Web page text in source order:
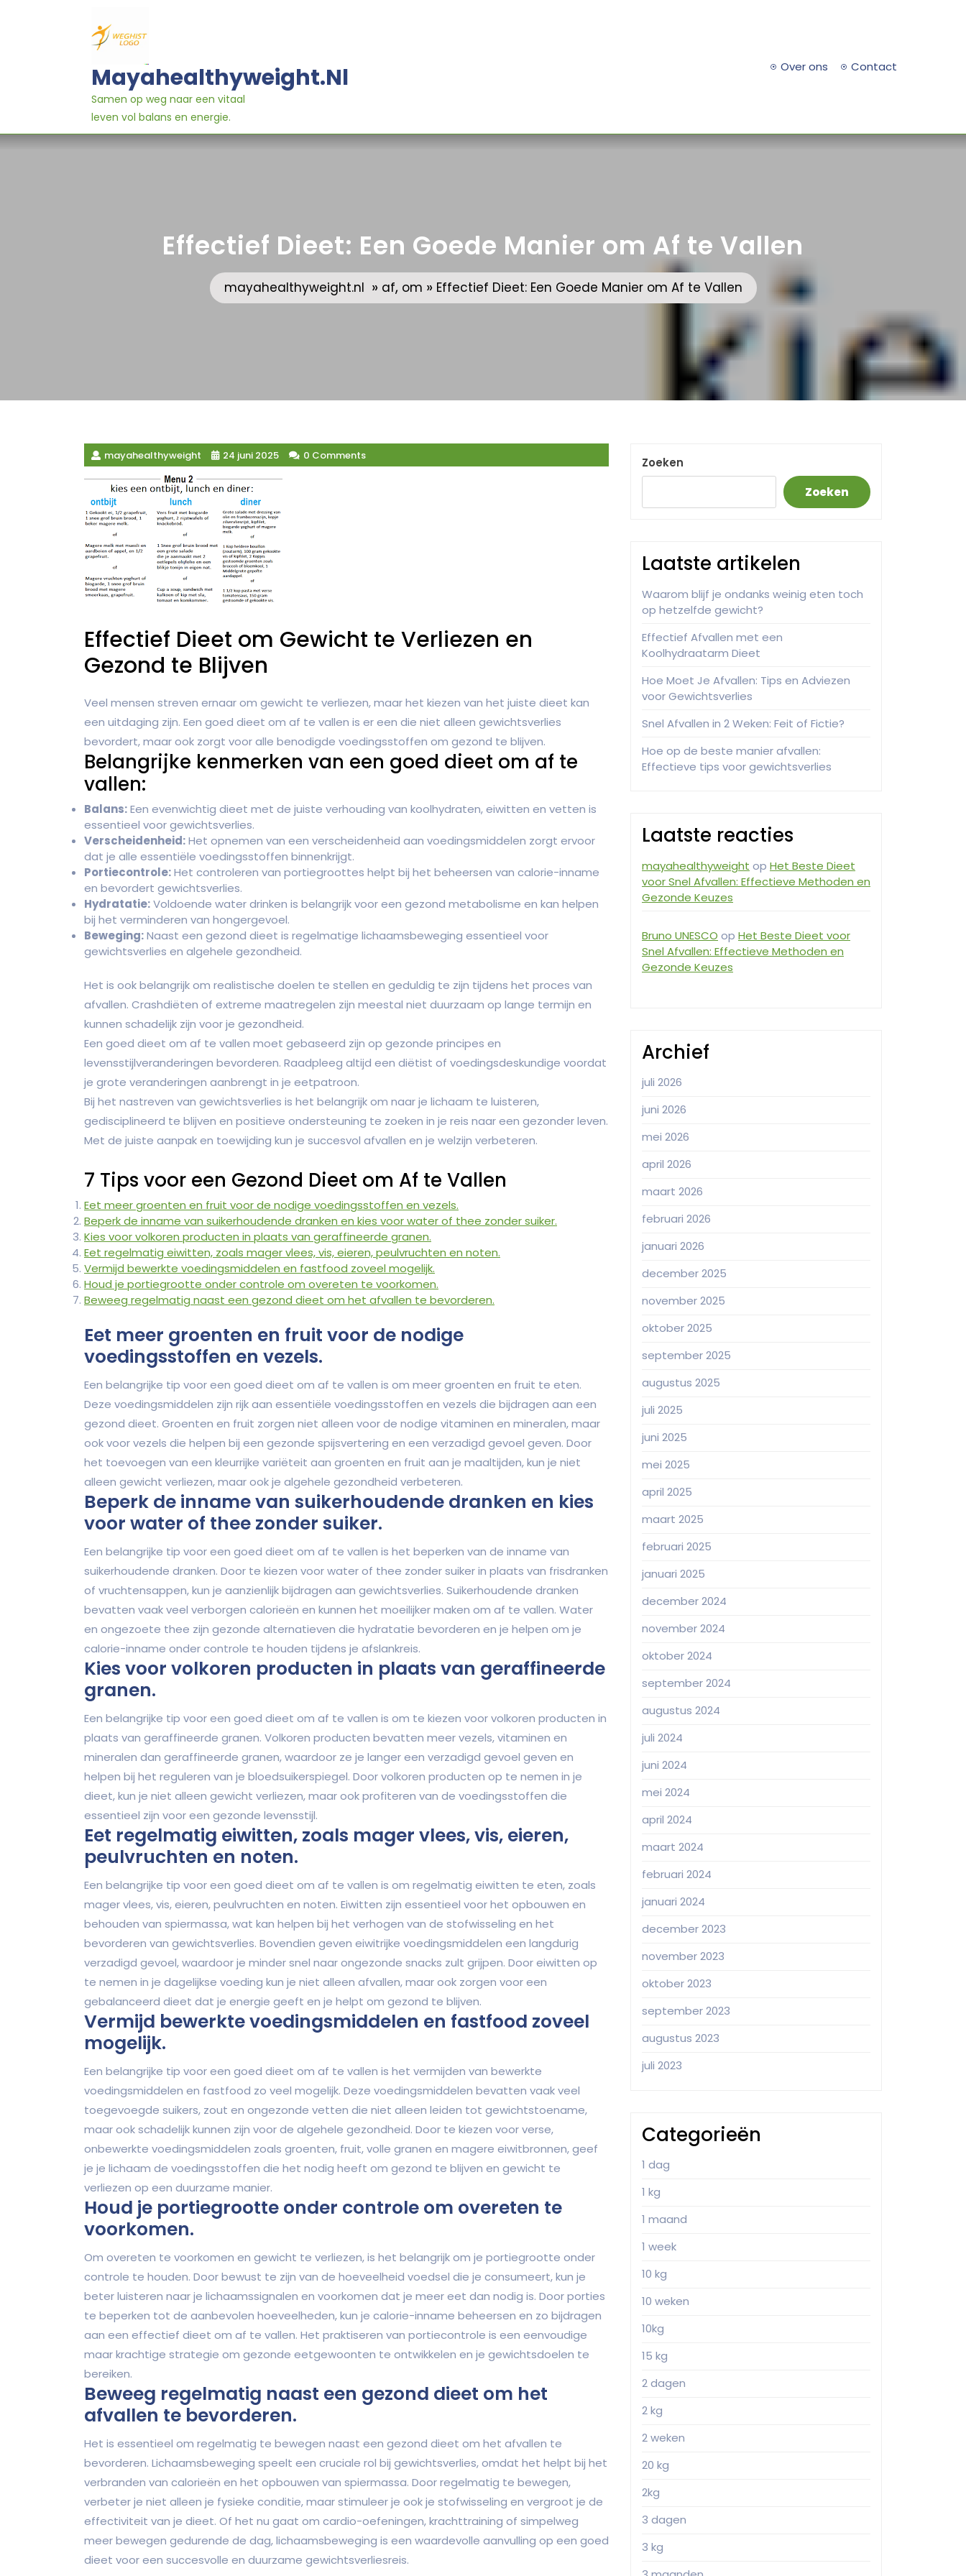
Mayahealthyweight.nl
Samen op weg naar een vitaal
leven vol balans en energie.
Over ons Contact
Effectief Dieet: Een Goede Manier om Af te Vallen
mayahealthyweight.nl » af, om » Effectief Dieet: Een Goede Manier om Af te Vallen
mayahealthyweight 24 juni 2025 0 Comments
Effectief Dieet om Gewicht te Verliezen en
Gezond te Blijven
Veel mensen streven ernaar om gewicht te verliezen, maar het kiezen van het juiste dieet kan
een uitdaging zijn. Een goed dieet om af te vallen is er een die niet alleen gewichtsverlies
bevordert, maar ook zorgt voor alle benodigde voedingsstoffen om gezond te blijven.
Belangrijke kenmerken van een goed dieet om af te
vallen:
Balans:Een evenwichtig dieet met de juiste verhouding van koolhydraten, eiwitten en vetten is
essentieel voor gewichtsverlies.
Verscheidenheid:Het opnemen van een verscheidenheid aan voedingsmiddelen zorgt ervoor
dat je alle essentiële voedingsstoffen binnenkrijgt.
Portiecontrole:Het controleren van portiegroottes helpt bij het beheersen van calorie-inname
en bevordert gewichtsverlies.
Hydratatie:Voldoende water drinken is belangrijk voor een gezond metabolisme en kan helpen
bij het verminderen van hongergevoel.
Beweging:Naast een gezond dieet is regelmatige lichaamsbeweging essentieel voor
gewichtsverlies en algehele gezondheid.
Het is ook belangrijk om realistische doelen te stellen en geduldig te zijn tijdens het proces van
afvallen. Crashdiëten of extreme maatregelen zijn meestal niet duurzaam op lange termijn en
kunnen schadelijk zijn voor je gezondheid.
Een goed dieet om af te vallen moet gebaseerd zijn op gezonde principes en
levensstijlveranderingen bevorderen. Raadpleeg altijd een diëtist of voedingsdeskundige voordat
je grote veranderingen aanbrengt in je eetpatroon.
Bij het nastreven van gewichtsverlies is het belangrijk om naar je lichaam te luisteren,
gedisciplineerd te blijven en positieve ondersteuning te zoeken in je reis naar een gezonder leven.
Met de juiste aanpak en toewijding kun je succesvol afvallen en je welzijn verbeteren.
7 Tips voor een Gezond Dieet om Af te Vallen
Eet meer groenten en fruit voor de nodige voedingsstoffen en vezels.
Beperk de inname van suikerhoudende dranken en kies voor water of thee zonder suiker.
Kies voor volkoren producten in plaats van geraffineerde granen.
Eet regelmatig eiwitten, zoals mager vlees, vis, eieren, peulvruchten en noten.
Vermijd bewerkte voedingsmiddelen en fastfood zoveel mogelijk.
Houd je portiegrootte onder controle om overeten te voorkomen.
Beweeg regelmatig naast een gezond dieet om het afvallen te bevorderen.
Eet meer groenten en fruit voor de nodige
voedingsstoffen en vezels.
Een belangrijke tip voor een goed dieet om af te vallen is om meer groenten en fruit te eten.
Deze voedingsmiddelen zijn rijk aan essentiële voedingsstoffen en vezels die bijdragen aan een
gezond dieet. Groenten en fruit zorgen niet alleen voor de nodige vitaminen en mineralen, maar
ook voor vezels die helpen bij een gezonde spijsvertering en een verzadigd gevoel geven. Door
het toevoegen van een kleurrijke variëteit aan groenten en fruit aan je maaltijden, kun je niet
alleen gewicht verliezen, maar ook je algehele gezondheid verbeteren.
Beperk de inname van suikerhoudende dranken en kies
voor water of thee zonder suiker.
Een belangrijke tip voor een goed dieet om af te vallen is het beperken van de inname van
suikerhoudende dranken. Door te kiezen voor water of thee zonder suiker in plaats van frisdranken
of vruchtensappen, kun je aanzienlijk bijdragen aan gewichtsverlies. Suikerhoudende dranken
bevatten vaak veel verborgen calorieën en kunnen het moeilijker maken om af te vallen. Water
en ongezoete thee zijn gezonde alternatieven die hydratatie bevorderen en je helpen om je
calorie-inname onder controle te houden tijdens je afslankreis.
Kies voor volkoren producten in plaats van geraffineerde
granen.
Een belangrijke tip voor een goed dieet om af te vallen is om te kiezen voor volkoren producten in
plaats van geraffineerde granen. Volkoren producten bevatten meer vezels, vitaminen en
mineralen dan geraffineerde granen, waardoor ze je langer een verzadigd gevoel geven en
helpen bij het reguleren van je bloedsuikerspiegel. Door volkoren producten op te nemen in je
dieet, kun je niet alleen gewicht verliezen, maar ook profiteren van de voedingsstoffen die
essentieel zijn voor een gezonde levensstijl.
Eet regelmatig eiwitten, zoals mager vlees, vis, eieren,
peulvruchten en noten.
Een belangrijke tip voor een goed dieet om af te vallen is om regelmatig eiwitten te eten, zoals
mager vlees, vis, eieren, peulvruchten en noten. Eiwitten zijn essentieel voor het opbouwen en
behouden van spiermassa, wat kan helpen bij het verhogen van de stofwisseling en het
bevorderen van gewichtsverlies. Bovendien geven eiwitrijke voedingsmiddelen een langdurig
verzadigd gevoel, waardoor je minder snel naar ongezonde snacks zult grijpen. Door eiwitten op
te nemen in je dagelijkse voeding kun je niet alleen afvallen, maar ook zorgen voor een
gebalanceerd dieet dat je energie geeft en je helpt om gezond te blijven.
Vermijd bewerkte voedingsmiddelen en fastfood zoveel
mogelijk.
Een belangrijke tip voor een goed dieet om af te vallen is het vermijden van bewerkte
voedingsmiddelen en fastfood zo veel mogelijk. Deze voedingsmiddelen bevatten vaak veel
toegevoegde suikers, zout en ongezonde vetten die niet alleen leiden tot gewichtstoename,
maar ook schadelijk kunnen zijn voor de algehele gezondheid. Door te kiezen voor verse,
onbewerkte voedingsmiddelen zoals groenten, fruit, volle granen en magere eiwitbronnen, geef
je je lichaam de voedingsstoffen die het nodig heeft om gezond te blijven en gewicht te
verliezen op een duurzame manier.
Houd je portiegrootte onder controle om overeten te
voorkomen.
Om overeten te voorkomen en gewicht te verliezen, is het belangrijk om je portiegrootte onder
controle te houden. Door bewust te zijn van de hoeveelheid voedsel die je consumeert, kun je
beter luisteren naar je lichaamssignalen en voorkomen dat je meer eet dan nodig is. Door porties
te beperken tot de aanbevolen hoeveelheden, kun je calorie-inname beheersen en zo bijdragen
aan een effectief dieet om af te vallen. Het praktiseren van portiecontrole is een eenvoudige
maar krachtige strategie om gezonde eetgewoonten te ontwikkelen en je gewichtsdoelen te
bereiken.
Beweeg regelmatig naast een gezond dieet om het
afvallen te bevorderen.
Het is essentieel om regelmatig te bewegen naast een gezond dieet om het afvallen te
bevorderen. Lichaamsbeweging speelt een cruciale rol bij gewichtsverlies, omdat het helpt bij het
verbranden van calorieën en het opbouwen van spiermassa. Door regelmatig te bewegen,
verbeter je niet alleen je fysieke conditie, maar stimuleer je ook je stofwisseling en vergroot je de
effectiviteit van je dieet. Of het nu gaat om cardio-oefeningen, krachttraining of simpelweg
meer bewegen gedurende de dag, lichaamsbeweging is een waardevolle aanvulling op een goed
dieet voor een succesvolle en duurzame gewichtsverliesreis.
Zoeken
Zoeken
Laatste artikelen
Waarom blijf je ondanks weinig eten toch
op hetzelfde gewicht?
Effectief Afvallen met een
Koolhydraatarm Dieet
Hoe Moet Je Afvallen: Tips en Adviezen
voor Gewichtsverlies
Snel Afvallen in 2 Weken: Feit of Fictie?
Hoe op de beste manier afvallen:
Effectieve tips voor gewichtsverlies
Laatste reacties
mayahealthyweight op Het Beste Dieet
voor Snel Afvallen: Effectieve Methoden en
Gezonde Keuzes
Bruno UNESCO op Het Beste Dieet voor
Snel Afvallen: Effectieve Methoden en
Gezonde Keuzes
Archief
juli 2026
juni 2026
mei 2026
april 2026
maart 2026
februari 2026
januari 2026
december 2025
november 2025
oktober 2025
september 2025
augustus 2025
juli 2025
juni 2025
mei 2025
april 2025
maart 2025
februari 2025
januari 2025
december 2024
november 2024
oktober 2024
september 2024
augustus 2024
juli 2024
juni 2024
mei 2024
april 2024
maart 2024
februari 2024
januari 2024
december 2023
november 2023
oktober 2023
september 2023
augustus 2023
juli 2023
Categorieën
1 dag
1 kg
1 maand
1 week
10 kg
10 weken
10kg
15 kg
2 dagen
2 kg
2 weken
20 kg
2kg
3 dagen
3 kg